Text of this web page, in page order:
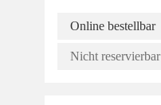
Online bestellbar
Nicht reservierbar